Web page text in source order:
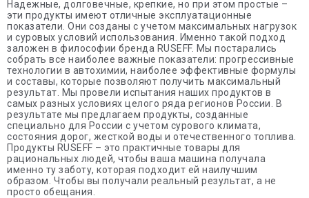
Надежные, долговечные, крепкие, но при этом простые –
эти продукты имеют отличные эксплуатационные
показатели. Они созданы с учетом максимальных нагрузок
и суровых условий использования. Именно такой подход
заложен в философии бренда RUSEFF. Мы постарались
собрать все наиболее важные показатели: прогрессивные
технологии в автохимии, наиболее эффективные формулы
и составы, которые позволяют получить максимальный
результат. Мы провели испытания наших продуктов в
самых разных условиях целого ряда регионов России. В
результате мы предлагаем продукты, созданные
специально для России с учетом сурового климата,
состояния дорог, жесткой воды и отечественного топлива.
Продукты RUSEFF – это практичные товары для
рациональных людей, чтобы ваша машина получала
именно ту заботу, которая подходит ей наилучшим
образом. Чтобы вы получали реальный результат, а не
просто обещания.